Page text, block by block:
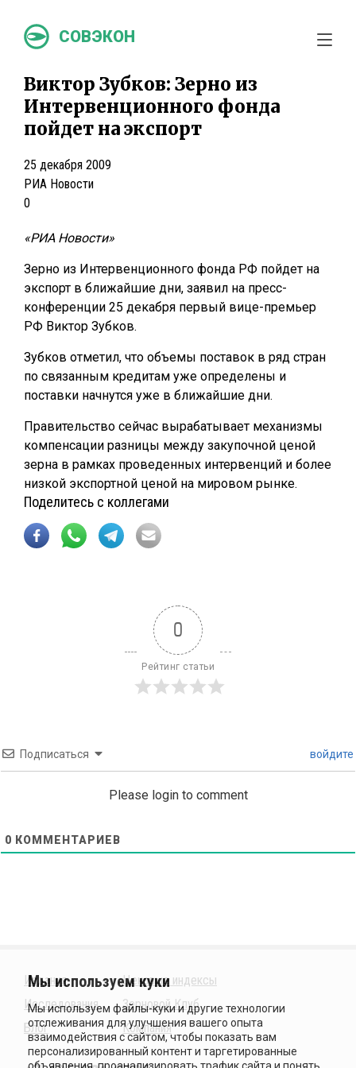
СОВЭКОН
Виктор Зубков: Зерно из
Интервенционного фонда
пойдет на экспорт
25 декабря 2009
РИА Новости
0
«РИА Новости»
Зерно из Интервенционного фонда РФ пойдет на
экспорт в ближайшие дни, заявил на пресс-
конференции 25 декабря первый вице-премьер
РФ Виктор Зубков.
Зубков отметил, что объемы поставок в ряд стран
по связанным кредитам уже определены и
поставки начнутся уже в ближайшие дни.
Правительство сейчас вырабатывает механизмы
компенсации разницы между закупочной ценой
зерна в рамках проведенных интервенций и более
низкой экспортной ценой на мировом рынке.
Поделитесь с коллегами
0
Рейтинг статьи
Подписаться войдите
Please login to comment
0 КОММЕНТАРИЕВ
Издания
Исследования
Блог
Ценовые индексы
Зерновой Клуб
Компания